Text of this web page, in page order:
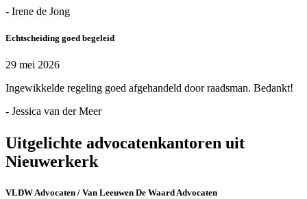
- Irene de Jong
Echtscheiding goed begeleid
29 mei 2026
Ingewikkelde regeling goed afgehandeld door raadsman. Bedankt!
- Jessica van der Meer
Uitgelichte advocatenkantoren uit
Nieuwerkerk
VLDW Advocaten / Van Leeuwen De Waard Advocaten